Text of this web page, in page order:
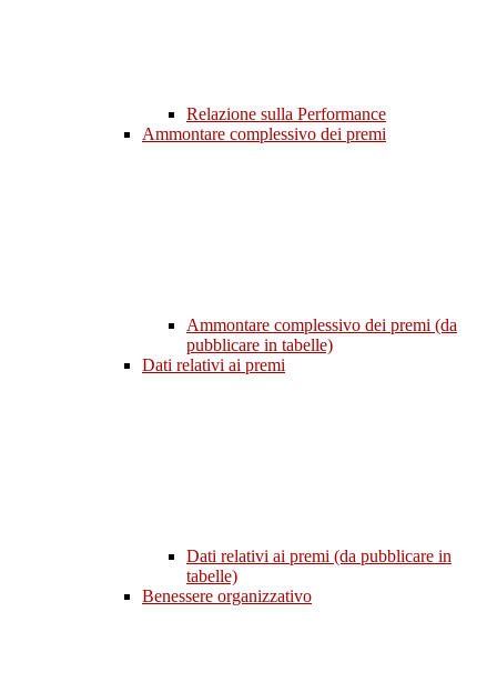
Relazione sulla Performance
Ammontare complessivo dei premi
Ammontare complessivo dei premi (da
pubblicare in tabelle)
Dati relativi ai premi
Dati relativi ai premi (da pubblicare in
tabelle)
Benessere organizzativo